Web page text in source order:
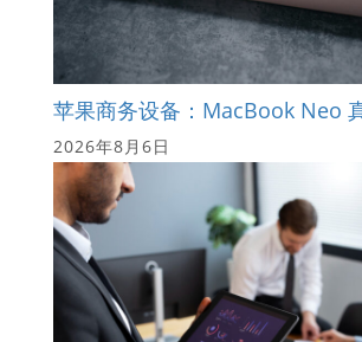
苹果商务设备：MacBook Neo
2026年8月6日